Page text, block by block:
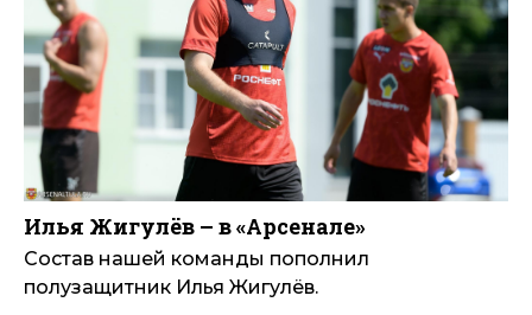
Илья Жигулёв – в «Арсенале»
Состав нашей команды пополнил
полузащитник Илья Жигулёв.